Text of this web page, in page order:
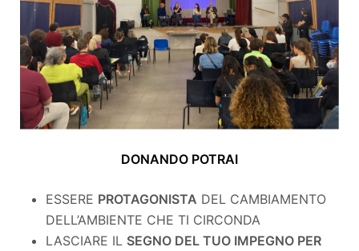
DONANDO POTRAI
ESSERE PROTAGONISTA DEL CAMBIAMENTO
DELL’AMBIENTE CHE TI CIRCONDA
LASCIARE IL SEGNO DEL TUO IMPEGNO PER